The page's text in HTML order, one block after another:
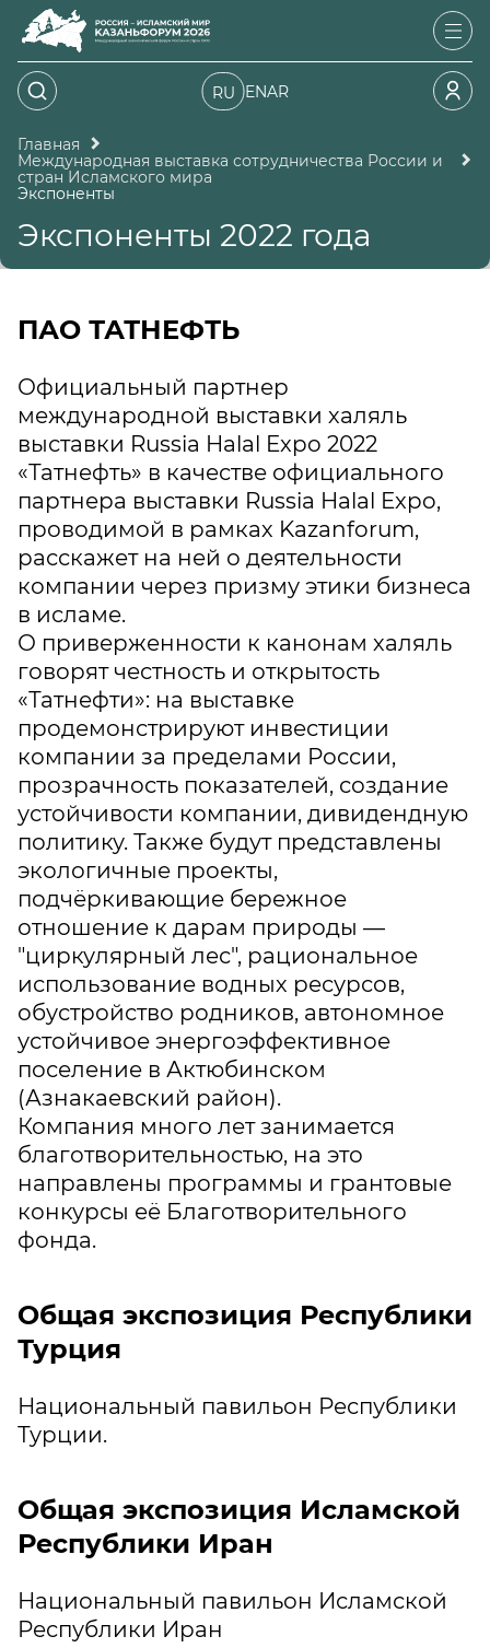
RU ENAR
Главная
Международная выставка сотрудничества России и
стран Исламского мира
Экспоненты
Экспоненты 2022 года
ПАО ТАТНЕФТЬ
Официальный партнер
международной выставки халяль
выставки Russia Halal Expo 2022
«Татнефть» в качестве официального
партнера выставки Russia Halal Expo,
проводимой в рамках Kazanforum,
расскажет на ней о деятельности
компании через призму этики бизнеса
в исламе.
О приверженности к канонам халяль
говорят честность и открытость
«Татнефти»: на выставке
продемонстрируют инвестиции
компании за пределами России,
прозрачность показателей, создание
устойчивости компании, дивидендную
политику. Также будут представлены
экологичные проекты,
подчёркивающие бережное
отношение к дарам природы —
"циркулярный лес", рациональное
использование водных ресурсов,
обустройство родников, автономное
устойчивое энергоэффективное
поселение в Актюбинском
(Азнакаевский район).
Компания много лет занимается
благотворительностью, на это
направлены программы и грантовые
конкурсы её Благотворительного
фонда.
Общая экспозиция Республики
Турция
Национальный павильон Республики
Турции.
Общая экспозиция Исламской
Республики Иран
Национальный павильон Исламской
Республики Иран